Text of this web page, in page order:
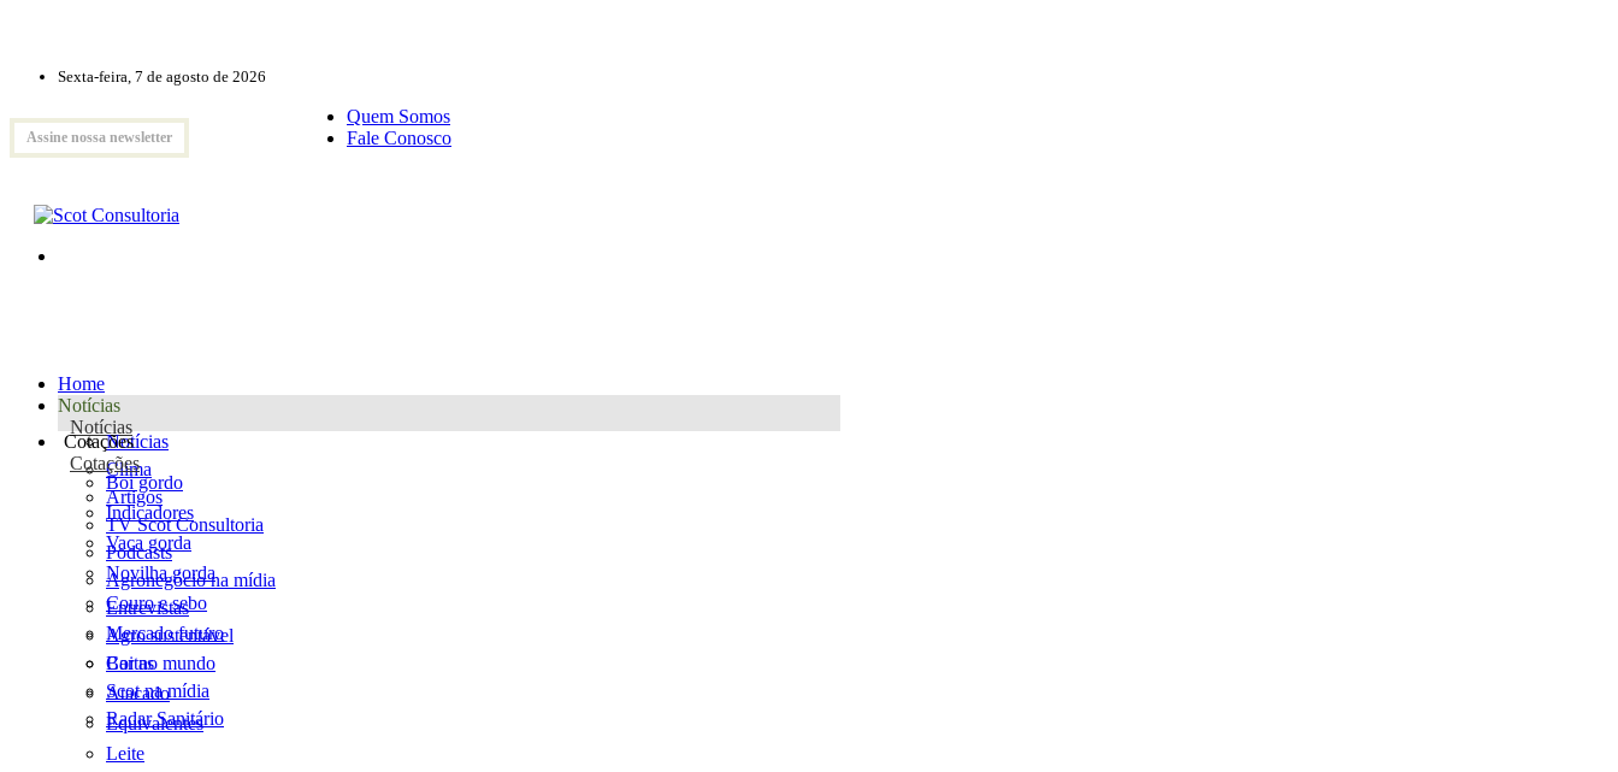
Sexta-feira, 7 de agosto de 2026
Assine nossa newsletter
Quem Somos
Fale Conosco
Home
Notícias
Notícias
Notícias
Clima
Artigos
TV Scot Consultoria
Podcasts
Agronegócio na mídia
Entrevistas
Agro sustentável
Cartas
Scot na mídia
Radar Sanitário
Cotações
Cotações
Boi gordo
Indicadores
Vaca gorda
Novilha gorda
Couro e sebo
Mercado futuro
Boi no mundo
Atacado
Equivalentes
Leite